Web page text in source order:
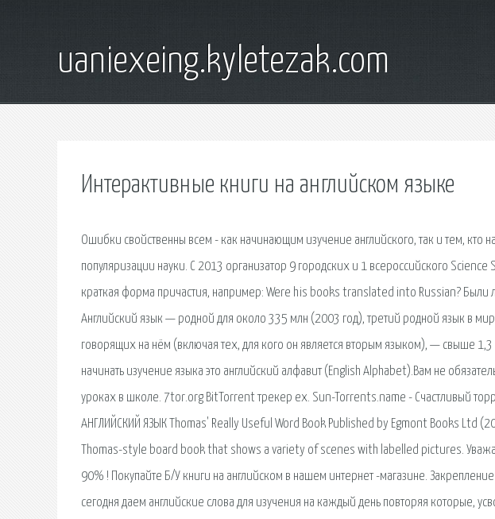
uaniexeing.kyletezak.com
Интерактивные книги на английском языке
Ошибки свойственны всем - как начинающим изучение английского, так и тем, кто
популяризации науки. С 2013 организатор 9 городских и 1 всероссийского
краткая форма причастия, например: Were his books translated into Russian? Были
Английский язык — родной для около 335 млн (2003 год), третий родной язык в
говорящих на нём (включая тех, для кого он является вторым языком), — свыше
начинать изучение языка это английский алфавит (English Alphabet).Вам не
уроках в школе. 7tor.org BitTorrent трекер ex. Sun-Torrents.name - Счастливый
АНГЛИЙСКИЙ ЯЗЫК Thomas' Really Useful Word Book Published by Egmont Books Ltd
Thomas-style board book that shows a variety of scenes with labelled pictures.
90% ! Покупайте Б/У книги на английском в нашем интернет -магазине.
сегодня даем английские слова для изучения на каждый день повторяя которые,